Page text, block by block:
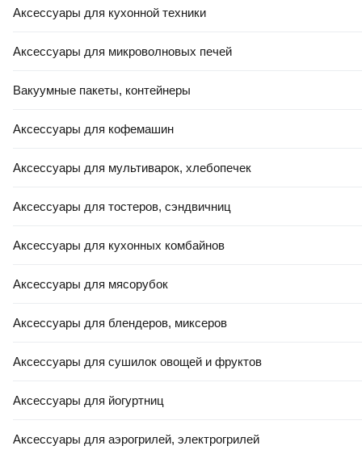
Аксессуары для кухонной техники
Аксессуары для микроволновых печей
Вакуумные пакеты, контейнеры
Аксессуары для кофемашин
Аксессуары для мультиварок, хлебопечек
Аксессуары для тостеров, сэндвичниц
Аксессуары для кухонных комбайнов
Аксессуары для мясорубок
Аксессуары для блендеров, миксеров
Аксессуары для сушилок овощей и фруктов
Аксессуары для йогуртниц
Аксессуары для аэрогрилей, электрогрилей